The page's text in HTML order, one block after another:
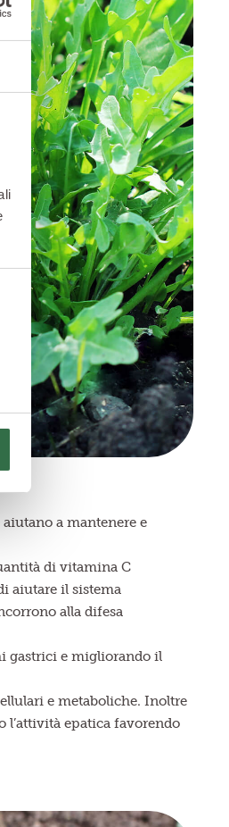
a mantenere e
di vitamina C
aiutare il sistema
alla difesa
gastrici e migliorando il
e metaboliche. Inoltre
l’attività epatica favorendo